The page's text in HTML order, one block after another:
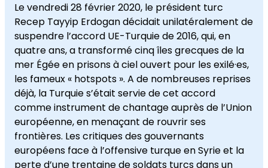
Le vendredi 28 février 2020, le président turc
Recep Tayyip Erdogan décidait unilatéralement de
suspendre l’accord UE-Turquie de 2016, qui, en
quatre ans, a transformé cinq îles grecques de la
mer Égée en prisons à ciel ouvert pour les exilé·es,
les fameux « hotspots ». A de nombreuses reprises
déjà, la Turquie s’était servie de cet accord
comme instrument de chantage auprès de l’Union
européenne, en menaçant de rouvrir ses
frontières. Les critiques des gouvernants
européens face à l’offensive turque en Syrie et la
perte d’une trentaine de soldats turcs dans un